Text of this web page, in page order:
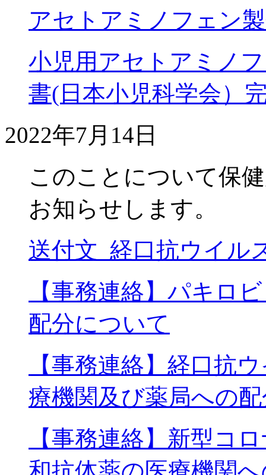
アセトアミノフェン
小児用アセトアミノ
書(日本小児科学会）
2022年7月14日
このことについて保
お知らせします。
送付文_経口抗ウイル
【事務連絡】パキロ
配分について
【事務連絡】経口抗
療機関及び薬局への
【事務連絡】新型コ